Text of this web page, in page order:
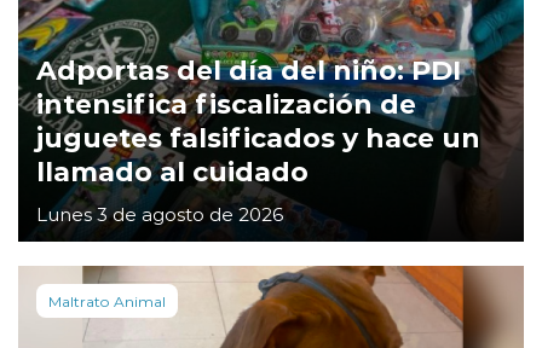
Adportas del día del niño: PDI
intensifica fiscalización de
juguetes falsificados y hace un
llamado al cuidado
Lunes 3 de agosto de 2026
Maltrato Animal